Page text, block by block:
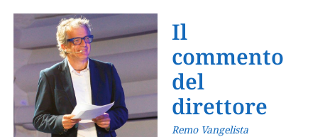
Il
commento
del
direttore
Remo Vangelista